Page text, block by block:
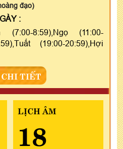
đạo)
:
(7:00-8:59),Ngọ (11:00-
(19:00-20:59),Hợi
TIẾT
LỊCH ÂM
18